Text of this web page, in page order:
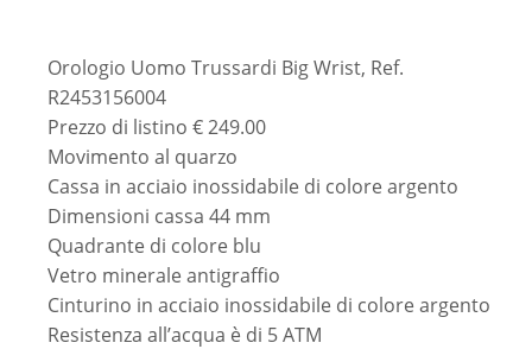
Orologio Uomo Trussardi Big Wrist, Ref.
R2453156004
Prezzo di listino € 249.00
Movimento al quarzo
Cassa in acciaio inossidabile di colore argento
Dimensioni cassa 44 mm
Quadrante di colore blu
Vetro minerale antigraffio
Cinturino in acciaio inossidabile di colore argento
Resistenza all’acqua è di 5 ATM